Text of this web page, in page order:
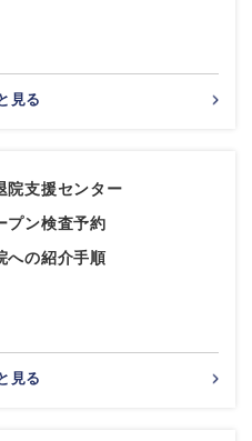
見る
院支援センター
プン検査予約
への紹介手順
見る